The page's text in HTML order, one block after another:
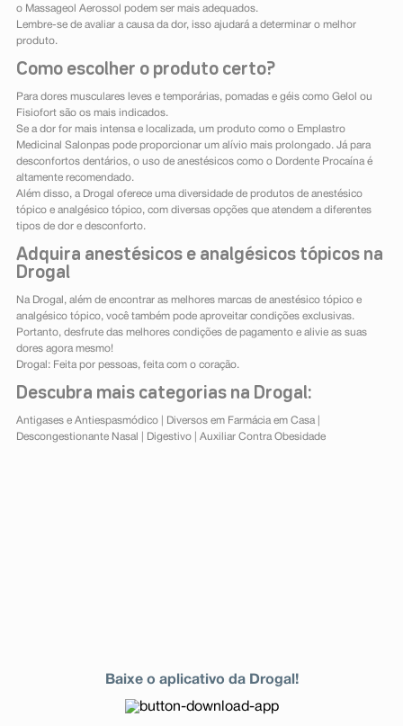
o Massageol Aerossol podem ser mais adequados.
Lembre-se de avaliar a causa da dor, isso ajudará a determinar o melhor
produto.
Como escolher o produto certo?
Para dores musculares leves e temporárias, pomadas e géis como Gelol ou
Fisiofort são os mais indicados.
Se a dor for mais intensa e localizada, um produto como o Emplastro
Medicinal Salonpas pode proporcionar um alívio mais prolongado. Já para
desconfortos dentários, o uso de anestésicos como o Dordente Procaína é
altamente recomendado.
Além disso, a Drogal oferece uma diversidade de produtos de anestésico
tópico e analgésico tópico, com diversas opções que atendem a diferentes
tipos de dor e desconforto.
Adquira anestésicos e analgésicos tópicos na
Drogal
Na Drogal, além de encontrar as melhores marcas de anestésico tópico e
analgésico tópico, você também pode aproveitar condições exclusivas.
Portanto, desfrute das melhores condições de pagamento e alivie as suas
dores agora mesmo!
Drogal: Feita por pessoas, feita com o coração.
Descubra mais categorias na Drogal:
Antigases e Antiespasmódico| Diversos em Farmácia em Casa|
Descongestionante Nasal
Digestivo| Auxiliar Contra Obesidade
Baixe o aplicativo da Drogal!